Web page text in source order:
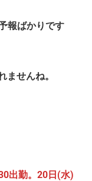
報ばかりです
ませんね。
出勤。20日(水)